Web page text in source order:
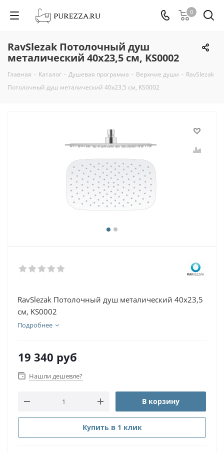
0
RavSlezak Потолочный душ
металический 40х23,5 см, KS0002
Главная - Каталог - Душевая программа - Верхние души - RavSlezak
Потолочный душ металический 40х23,5 см, KS0002
RavSlezak Потолочный душ металический 40х23,5
см, KS0002
Подробнее
19 340 руб
Нашли дешевле?
В корзину
Купить в 1 клик